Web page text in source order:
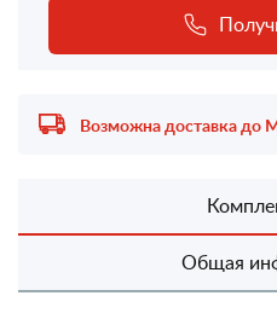
Возможна доставка до
Общая